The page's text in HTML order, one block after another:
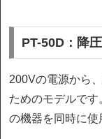
PT-50D：降
200Vの電源から
ためのモデルで
の機器を同時に使